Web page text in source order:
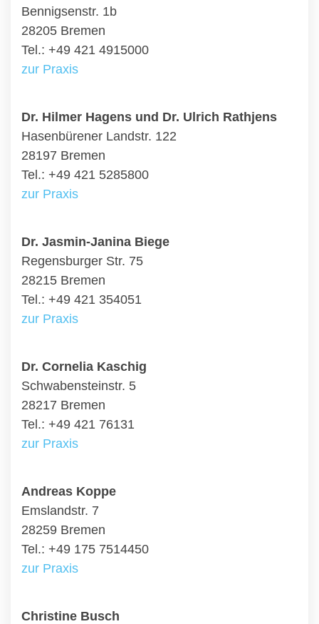
Bennigsenstr. 1b
28205 Bremen
Tel.: +49 421 4915000
zur Praxis
Dr. Hilmer Hagens und Dr. Ulrich Rathjens
Hasenbürener Landstr. 122
28197 Bremen
Tel.: +49 421 5285800
zur Praxis
Dr. Jasmin-Janina Biege
Regensburger Str. 75
28215 Bremen
Tel.: +49 421 354051
zur Praxis
Dr. Cornelia Kaschig
Schwabensteinstr. 5
28217 Bremen
Tel.: +49 421 76131
zur Praxis
Andreas Koppe
Emslandstr. 7
28259 Bremen
Tel.: +49 175 7514450
zur Praxis
Christine Busch